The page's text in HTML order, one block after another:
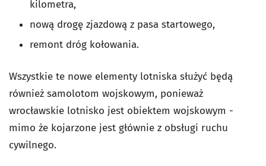
kilometra,
nową drogę zjazdową z pasa startowego,
remont dróg kołowania.
Wszystkie te nowe elementy lotniska służyć będą
również samolotom wojskowym, ponieważ
wrocławskie lotnisko jest obiektem wojskowym -
mimo że kojarzone jest głównie z obsługi ruchu
cywilnego.